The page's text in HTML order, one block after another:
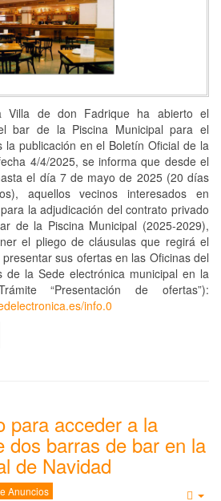
Villa de don Fadrique ha abierto el
bar de la Piscina Municipal para el
la publicación en el Boletín Oficial de la
4/4/2025, se informa que desde el
el día 7 de mayo de 2025 (20 días
aquellos vecinos interesados en
la adjudicación del contrato privado
de la Piscina Municipal (2025-2029),
el pliego de cláusulas que regirá el
sus ofertas en las Oficinas del
de la Sede electrónica municipal en la
“Presentación de ofertas”):
info.0
para acceder a la
dos barras de bar en la
de Navidad
Anuncios